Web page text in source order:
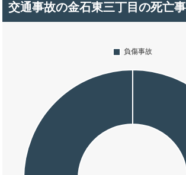
交通事故の金石東三丁目の死亡